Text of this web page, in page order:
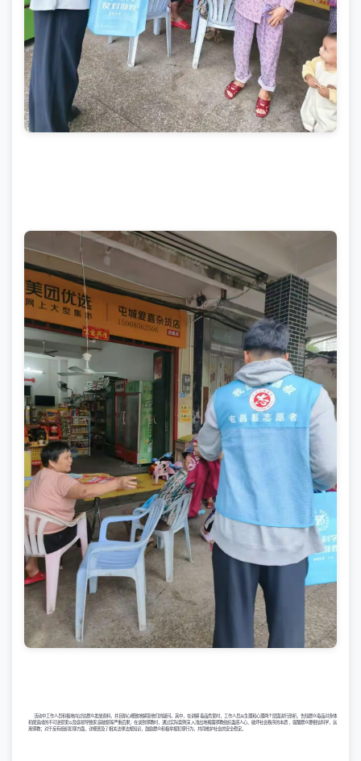
活动中工作人员积极地向过往群众发放资料，并且耐心细致地解答他们的疑问。其中，在讲解毒品危害时，工作人员从生理和心理两个层面进行剖析，告知群众毒品对身体
机能造成的不可逆损害以及容易导致家庭破裂等严重后果；在谈到邪教时，通过实际案例深入浅出地揭露邪教组织蛊惑人心、破坏社会秩序的本质，提醒群众要相信科学，远
离邪教；对于反有组织犯罪方面，详细普及了相关法律法规知识，鼓励群众积极举报犯罪行为，共同维护社会的安全稳定。